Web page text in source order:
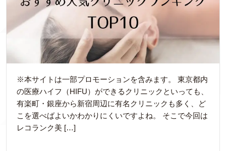
※本サイトは一部プロモーションを含みます。 東京都内
の医療ハイフ（HIFU）ができるクリニックといっても、
有楽町・銀座から新宿周辺に有名クリニックも多く、ど
こを選べばよいかわかりにくいですよね。 そこで今回は
レコランク美 […]